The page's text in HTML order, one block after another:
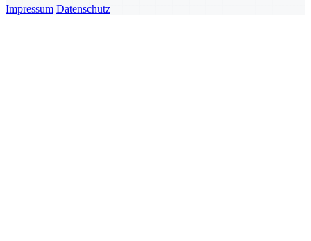
Impressum Datenschutz